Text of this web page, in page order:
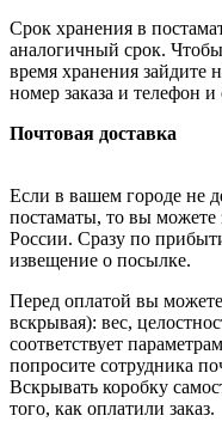
Срок хранения в
аналогичный срок.
время хранения зайдите
номер заказа и телефон и
Почтовая доставка
Если в вашем городе не
постаматы, то вы можете
России. Сразу по
извещение о посылке.
Перед оплатой вы
вскрывая): вес,
соответствует
попросите сотрудника
Вскрывать коробку
того, как оплатили заказ.